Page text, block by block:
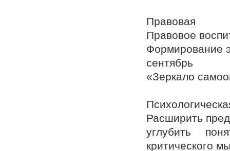
Правовая
Правовое
Формирование
сентябрь
«Зеркало
Расширить
углубить
критического